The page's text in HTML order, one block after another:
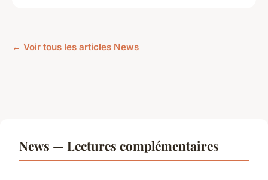
← Voir tous les articles News
News — Lectures complémentaires